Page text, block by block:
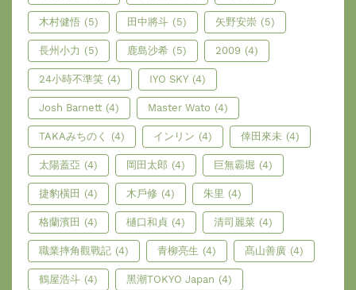
木村健悟 (5) 田中將斗 (5) 矢野安崇 (5)
長州小力 (5) 鹿島沙希 (5) 2009 (4)
24小時不準笑 (4) IYO SKY (4)
Josh Barnett (4) Master Wato (4)
TAKAみちのく (4) インリン (4) 倖田來未 (4)
太陽蓋亞 (4) 岡田太郎 (4) 巨無霸堀 (4)
捷豹橫田 (4) 木戶修 (4) 朱里 (4)
格蘭濱田 (4) 樋口和貞 (4) 清司麗菜 (4)
職業摔角觀戰記 (4) 青柳亮生 (4) 髙山善廣 (4)
鶴屋浩斗 (4) 黑潮TOKYO Japan (4)